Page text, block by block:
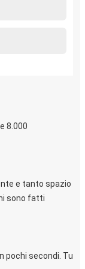
8.000
e tanto spazio
sono fatti
pochi secondi. Tu